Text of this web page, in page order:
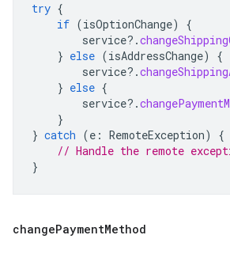
try {
if (isOptionChange)
{
service?.
} else (isAddressChange)
{
service?.
} else {
service?.
}
} catch (e : RemoteException)
{
// Handle the remote
}
changePaymentMethod